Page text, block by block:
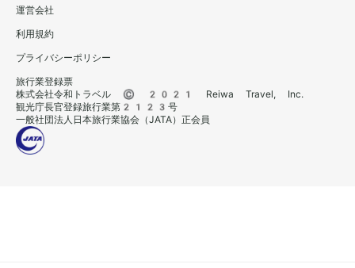
運営会社
利用規約
プライバシーポリシー
旅行業登録票
株式会社令和トラベル © 2021 Reiwa Travel, Inc.
観光庁長官登録旅行業第2123号
一般社団法人日本旅行業協会（JATA）正会員